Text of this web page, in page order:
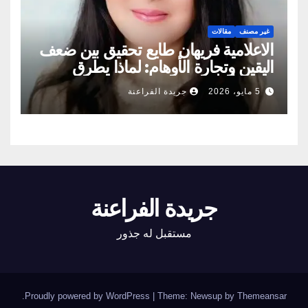
غير مصنف مقالات
الاعلامية فريهان طايع تحقيق بين ضعف
اليقين وتجارة الأوهام: لماذا يطرق
الناس أبواب المشعوذين
5 مايو، 2026 جريدة الفراعنة
جريدة الفراعنة
مستقبل له جذور
Proudly powered by WordPress Theme: Newsup by Themeansar
.